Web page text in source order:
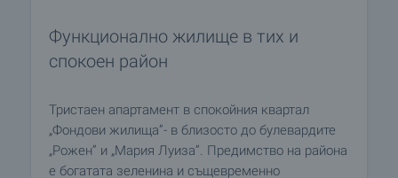
Функционално жилище в тих и
спокоен район
Тристаен апартамент в спокойния квартал
„Фондови жилища”- в близосто до булевардите
„Рожен” и „Мария Луиза”. Предимство на района
е богатата зеленина и същевременно